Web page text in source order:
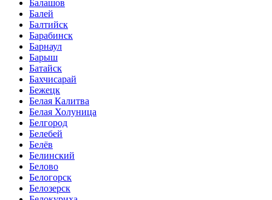
Балашов
Балей
Балтийск
Барабинск
Барнаул
Барыш
Батайск
Бахчисарай
Бежецк
Белая Калитва
Белая Холуница
Белгород
Белебей
Белёв
Белинский
Белово
Белогорск
Белозерск